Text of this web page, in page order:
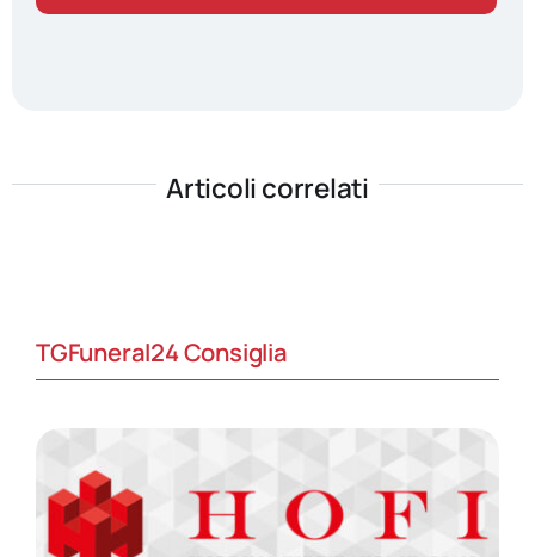
Articoli correlati
TGFuneral24 Consiglia